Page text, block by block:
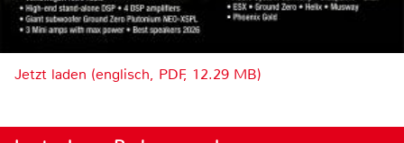
Jetzt laden (englisch, PDF, 12.29 MB)